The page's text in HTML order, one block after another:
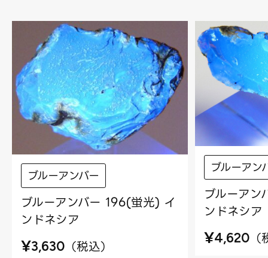
ブルーアンバー
ブルーアンバー 196(蛍光) イ
ンドネシア
¥3,630 （税込）
ブルーアン
ブルーア
ンドネシア
¥4,620 （